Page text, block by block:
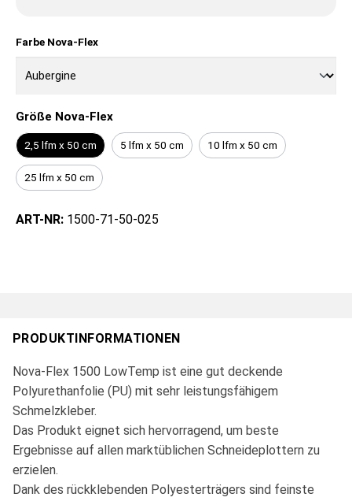
Farbe Nova-Flex
Größe Nova-Flex
2,5 lfm x 50 cm 5 lfm x 50 cm 10 lfm x 50 cm
25 lfm x 50 cm
ART-NR: 1500-71-50-025
PRODUKTINFORMATIONEN
Nova-Flex 1500 LowTemp ist eine gut deckende
Polyurethanfolie (PU) mit sehr leistungsfähigem
Schmelzkleber.
Das Produkt eignet sich hervorragend, um beste
Ergebnisse auf allen marktüblichen Schneideplottern zu
erzielen.
Dank des rückklebenden Polyesterträgers sind feinste